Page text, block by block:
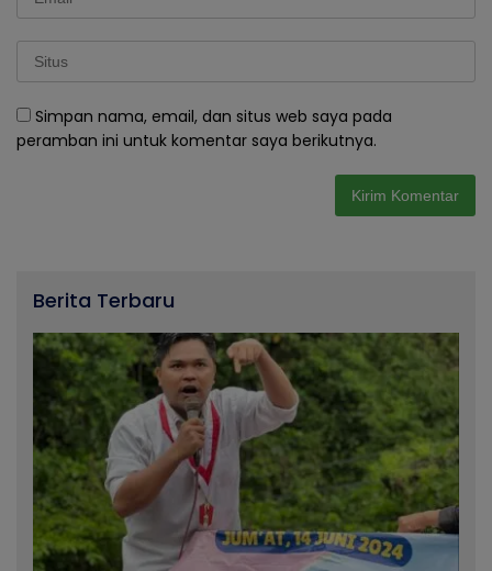
Simpan nama, email, dan situs web saya pada
peramban ini untuk komentar saya berikutnya.
Berita Terbaru